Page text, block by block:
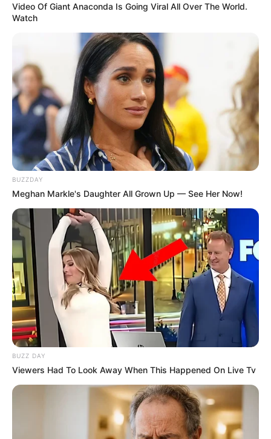
Video Of Giant Anaconda Is Going Viral All Over The World.
Watch
BUZZDAY
Meghan Markle's Daughter All Grown Up — See Her Now!
BUZZ DAY
Viewers Had To Look Away When This Happened On Live Tv